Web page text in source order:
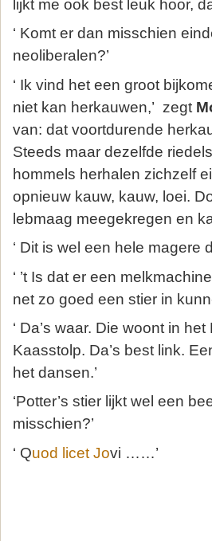
lijkt me ook best leuk hoor,
‘ Komt er dan misschien
neoliberalen?’
‘ Ik vind het een groot
niet kan herkauwen,’ zegt
van: dat voortdurende
Steeds maar dezelfde
hommels herhalen zichzelf
opnieuw kauw, kauw, loei.
lebmaag meegekregen en
‘ Dit is wel een hele magere
‘ ’t Is dat er een
net zo goed een stier in
‘ Da’s waar. Die woont in
Kaasstolp. Da’s best link.
het dansen.’
‘Potter’s stier lijkt wel een
misschien?’
‘ Quod licet Jovi ……’